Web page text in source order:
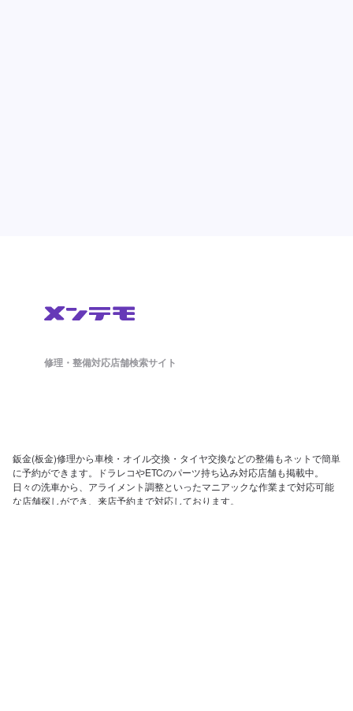
修理・整備対応店舗検索サイト
鈑金(板金)修理から車検・オイル交換・タイヤ交換などの整備もネットで簡単
に予約ができます。ドラレコやETCのパーツ持ち込み対応店舗も掲載中。
日々の洗車から、アライメント調整といったマニアックな作業まで対応可能
な店舗探しができ、来店予約まで対応しております。